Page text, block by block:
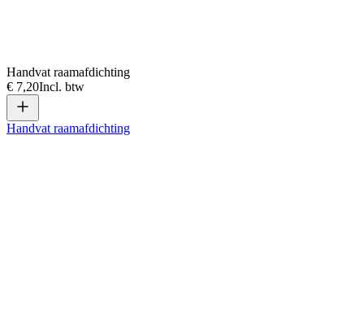
Handvat raamafdichting
€ 7,20Incl. btw
Handvat raamafdichting